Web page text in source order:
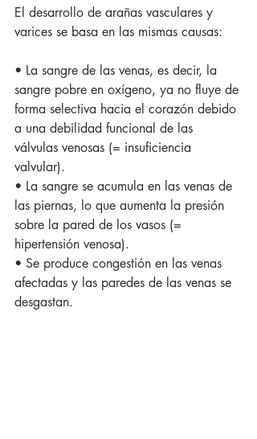
El desarrollo de arañas vasculares y
varices se basa en las mismas causas:
• La sangre de las venas, es decir, la
sangre pobre en oxígeno, ya no fluye de
forma selectiva hacia el corazón debido
a una debilidad funcional de las
válvulas venosas (= insuficiencia
valvular).
• La sangre se acumula en las venas de
las piernas, lo que aumenta la presión
sobre la pared de los vasos (=
hipertensión venosa).
• Se produce congestión en las venas
afectadas y las paredes de las venas se
desgastan.